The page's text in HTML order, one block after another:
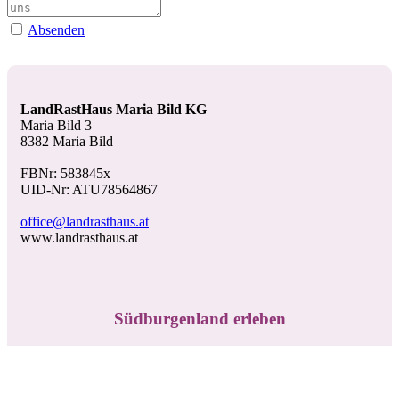
Absenden
LandRastHaus Maria Bild KG
Maria Bild 3
8382 Maria Bild
FBNr: 583845x
UID-Nr: ATU78564867
office@landrasthaus.at
www.landrasthaus.at
Südburgenland erleben